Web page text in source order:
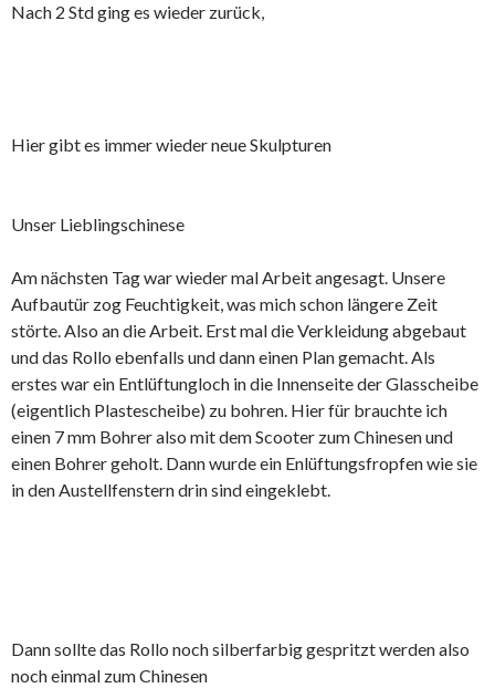
Nach 2 Std ging es wieder zurück,
Hier gibt es immer wieder neue Skulpturen
Unser Lieblingschinese
Am nächsten Tag war wieder mal Arbeit angesagt. Unsere
Aufbautür zog Feuchtigkeit, was mich schon längere Zeit
störte. Also an die Arbeit. Erst mal die Verkleidung abgebaut
und das Rollo ebenfalls und dann einen Plan gemacht. Als
erstes war ein Entlüftungloch in die Innenseite der Glasscheibe
(eigentlich Plastescheibe) zu bohren. Hier für brauchte ich
einen 7 mm Bohrer also mit dem Scooter zum Chinesen und
einen Bohrer geholt. Dann wurde ein Enlüftungsfropfen wie sie
in den Austellfenstern drin sind eingeklebt.
Dann sollte das Rollo noch silberfarbig gespritzt werden also
noch einmal zum Chinesen